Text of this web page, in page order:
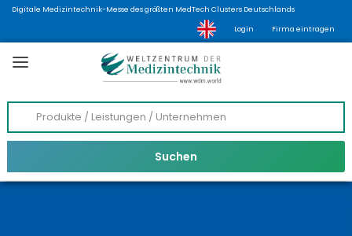
Digitale Medizintechnik-Messe des größten MedTech Clusters Deutschlands
Login Firma eintragen